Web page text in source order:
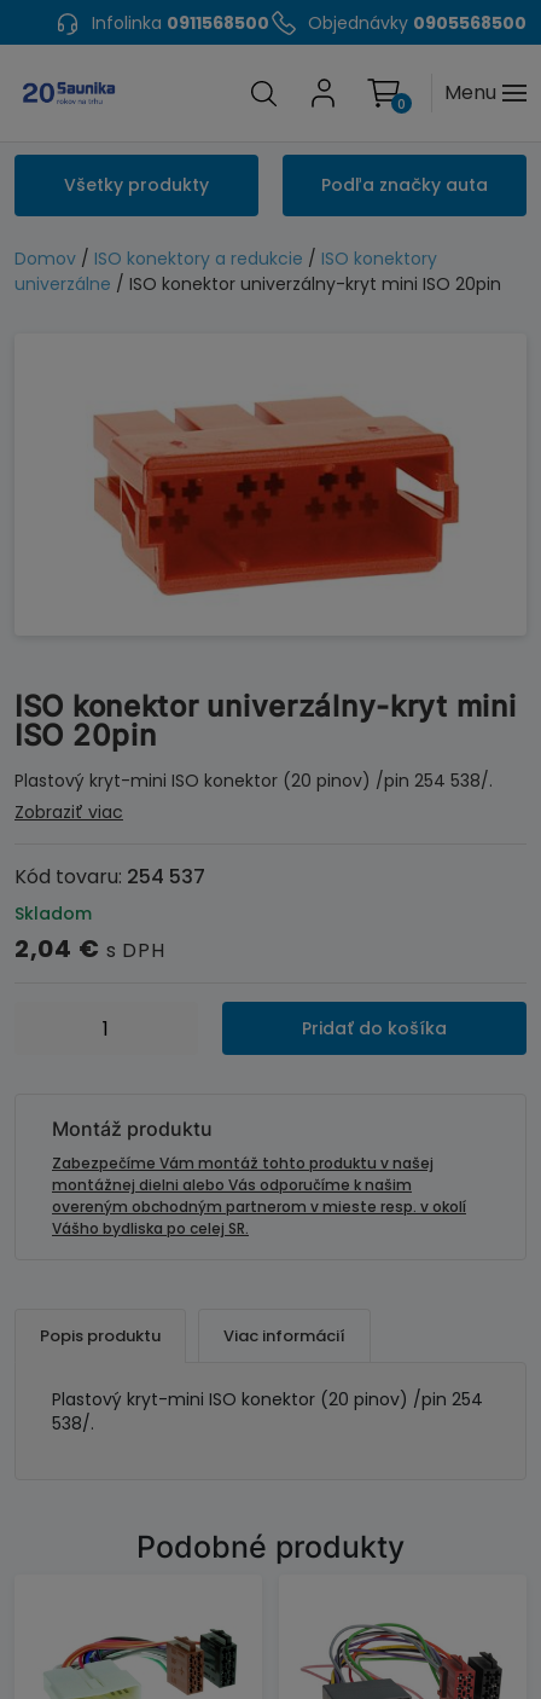
Infolinka 0911568500 Objednávky 0905568500
Menu
0
Všetky produkty Podľa značky auta
Domov / ISO konektory a redukcie / ISO konektory
univerzálne / ISO konektor univerzálny-kryt mini ISO 20pin
ISO konektor univerzálny-kryt mini
ISO 20pin
Plastový kryt-mini ISO konektor (20 pinov) /pin 254 538/.
Zobraziť viac
Kód tovaru: 254 537
Skladom
2,04 € s DPH
množstvo
20pin
Pridať do košíka
Montáž produktu
Zabezpečíme Vám montáž tohto produktu v našej
montážnej dielni alebo Vás odporučíme k našim
overeným obchodným partnerom v mieste resp. v okolí
Vášho bydliska po celej SR.
Popis produktu Viac informácií
Plastový kryt-mini ISO konektor (20 pinov) /pin 254
538/.
Podobné produkty